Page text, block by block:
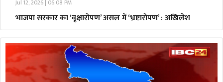
Jul 12, 2026 | 06:08 PM
भाजपा सरकार का ‘वृक्षारोपण’ असल में ‘भ्रष्टारोपण’ : अखिलेश